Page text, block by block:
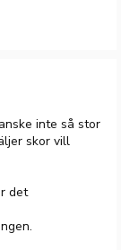
inte så stor
skor vill
det